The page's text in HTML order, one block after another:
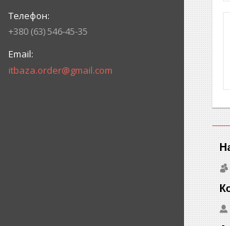
+380 (63) 546-45-35
itbaza.order@gmail.com